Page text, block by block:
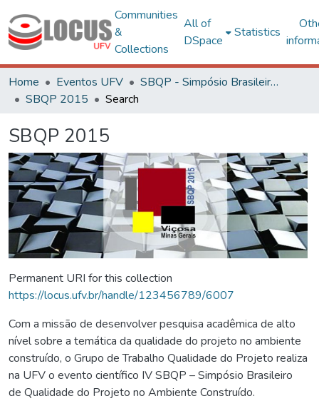
Communities
&
Collections
All of
DSpace
Statistics
Home Eventos UFV
SBQP - Simpósio Brasileiro de Qualidade do Projeto no Ambiente Construído
SBQP 2015
Search
SBQP 2015
Permanent URI for this collection
https://locus.ufv.br/handle/123456789/6007
Com a missão de desenvolver pesquisa acadêmica de alto
nível sobre a temática da qualidade do projeto no ambiente
construído, o Grupo de Trabalho Qualidade do Projeto realiza
na UFV o evento científico IV SBQP – Simpósio Brasileiro
de Qualidade do Projeto no Ambiente Construído.